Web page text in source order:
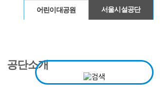
어린이대공원 서울시설공단
공단소개